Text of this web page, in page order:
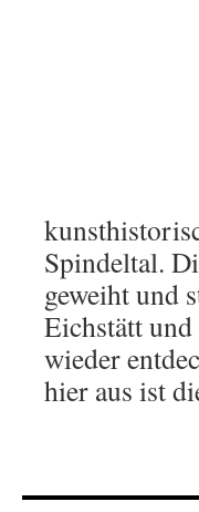
Spindeltal.
geweiht und
Eichstätt
wieder
hier aus ist